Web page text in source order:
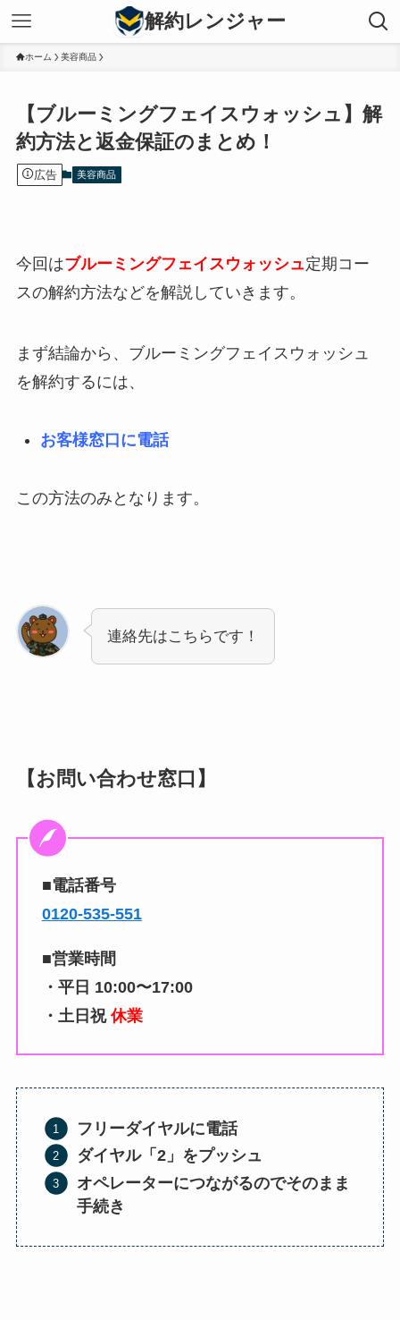
解約レンジャー
ホーム 美容商品
【ブルーミングフェイスウォッシュ】解
約方法と返金保証のまとめ！
広告 美容商品
今回はブルーミングフェイスウォッシュ定期コー
スの解約方法などを解説していきます。
まず結論から、 ブルーミングフェイスウォッシュ
を解約するには、
お客様窓口に電話
この方法のみとなります。
連絡先はこちらです！
【お問い合わせ窓口】
■電話番号
0120-535-551
■営業時間
・平日 10:00〜17:00
・土日祝 休業
フリーダイヤルに電話
ダイヤル「2」をプッシュ
オペレーターにつながるのでそのまま
手続き